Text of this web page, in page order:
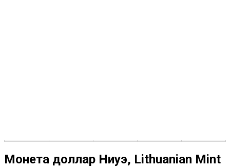
Монета доллар Ниуэ, Lithuanian Mint